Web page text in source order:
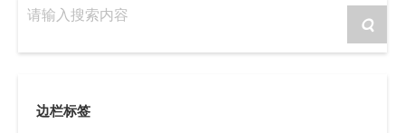
请输入搜索内容
边栏标签